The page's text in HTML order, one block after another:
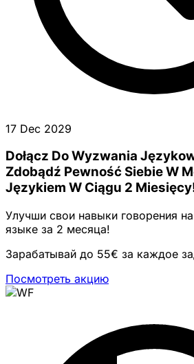
17 Dec 2029
Dołącz Do Wyzwania
Zdobądź Pewność Siebie W
Językiem W Ciągu 2
Улучши свои навыки говорения
языке за 2 месяца!
Зарабатывай до 55€ за каждое
Посмотреть акцию